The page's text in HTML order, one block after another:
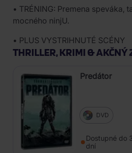
• TRÉNING: Premena speváka,
mocného ninjU.
• PLUS VYSTRIHNUTÉ SCÉNY
THRILLER, KRIMI & AKČNÝ
Predátor
DVD
Dostupné do
dní